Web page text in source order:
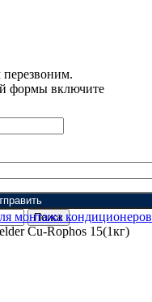
перезвоним.
формы включите
Поиск
монтажа кондиционеров
Cu-Rophos 15(1кг)